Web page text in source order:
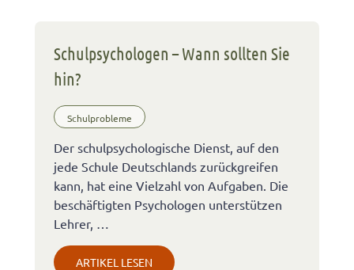
Schulpsychologen – Wann sollten Sie
hin?
Schulprobleme
Der schulpsychologische Dienst, auf den
jede Schule Deutschlands zurückgreifen
kann, hat eine Vielzahl von Aufgaben. Die
beschäftigten Psychologen unterstützen
Lehrer, …
ARTIKEL LESEN